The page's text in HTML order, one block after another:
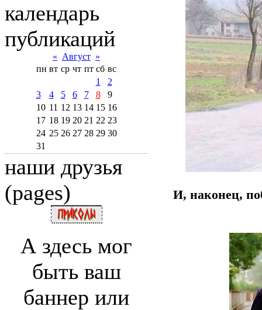
календарь
публикаций
« Август »
пн вт ср чт пт сб вс
1
2
3
4 5 6 7 8
9
10 11 12 13 14 15 16
17 18 19 20 21 22 23
24 25 26 27 28 29 30
31
наши друзья
(pages)
А здесь мог
быть ваш
баннер или
И, наконец,